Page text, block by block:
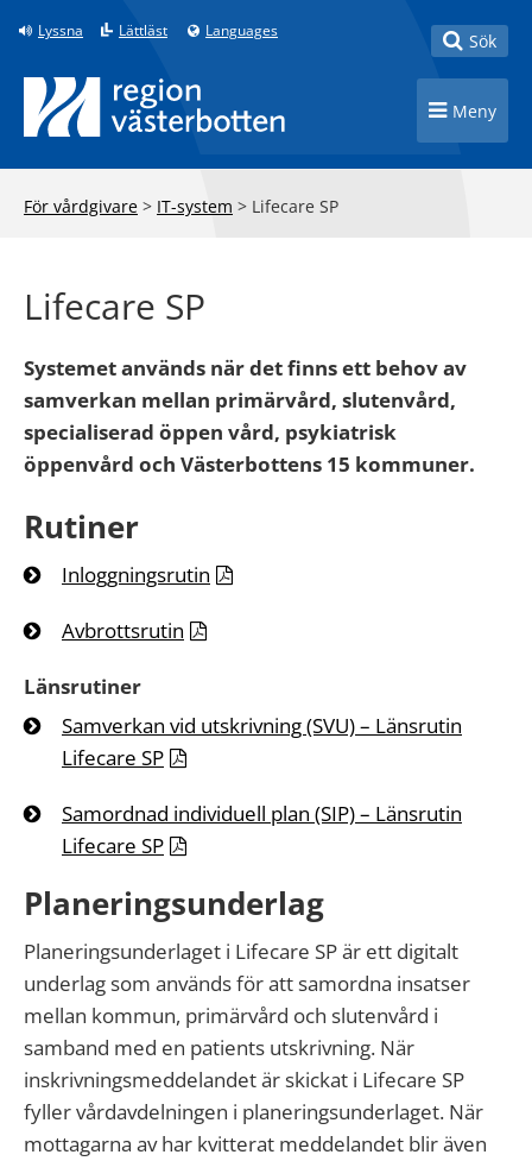
Till innehåll på sidan
Lyssna Lättläst Languages Toggle
Sök
Toggle
Meny
För vårdgivare > IT-system > Lifecare SP
Lifecare SP
Systemet används när det finns ett behov av
samverkan mellan primärvård, slutenvård,
specialiserad öppen vård, psykiatrisk
öppenvård och Västerbottens 15 kommuner.
Rutiner
Inloggningsrutin
Avbrottsrutin
Länsrutiner
Samverkan vid utskrivning (SVU) – Länsrutin
Lifecare SP
Samordnad individuell plan (SIP) – Länsrutin
Lifecare SP
Planeringsunderlag
Planeringsunderlaget i Lifecare SP är ett digitalt
underlag som används för att samordna insatser
mellan kommun, primärvård och slutenvård i
samband med en patients utskrivning. När
inskrivningsmeddelandet är skickat i Lifecare SP
fyller vårdavdelningen i planeringsunderlaget. När
mottagarna av har kvitterat meddelandet blir även